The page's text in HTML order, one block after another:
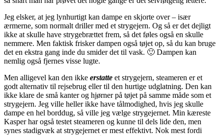
Jeg elsker, at jeg lynhurtigt kan dampe en skjorte over – især
ærmerne, som normalt driller med et strygejern. Og så er det dejligt
ikke at skulle have strygebrættet frem, så det føles også en skulle
nemmere. Men faktisk frisker dampen også tøjet op, så du kan bruge
det en ekstra gang inde du smider det til vask. 🙂 Dampen kan
nemlig også fjernes visse lugte.
Men alligevel kan den ikke erstatte et strygejern, steameren er et
godt alternativ til rejsebrug eller til den hurtige udglatning. Den kan
ikke klare de små kanter og hjørner på tøjet på samme måde som et
strygejern. Jeg ville heller ikke have tålmodighed, hvis jeg skulle
dampe en hel borddug, så ville jeg vælge strygejernet. Min kæreste
Kasper har også testet steameren og kunne til dels lide den, men
synes stadigvæk at strygejernet er mest effektivt. Nok mest fordi